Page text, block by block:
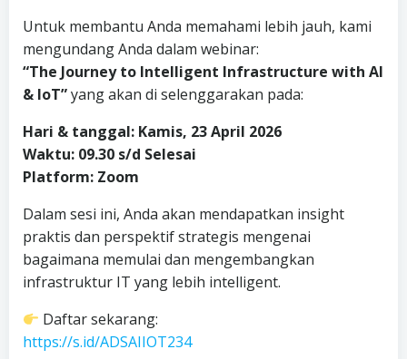
Untuk membantu Anda memahami lebih jauh, kami
mengundang Anda dalam webinar:
“The Journey to Intelligent Infrastructure with AI
& IoT”yang akan di selenggarakan pada:
Hari & tanggal: Kamis, 23 April 2026
Waktu: 09.30 s/d Selesai
Platform: Zoom
Dalam sesi ini, Anda akan mendapatkan insight
praktis dan perspektif strategis mengenai
bagaimana memulai dan mengembangkan
infrastruktur IT yang lebih intelligent.
Daftar sekarang:
https://s.id/ADSAIIOT234